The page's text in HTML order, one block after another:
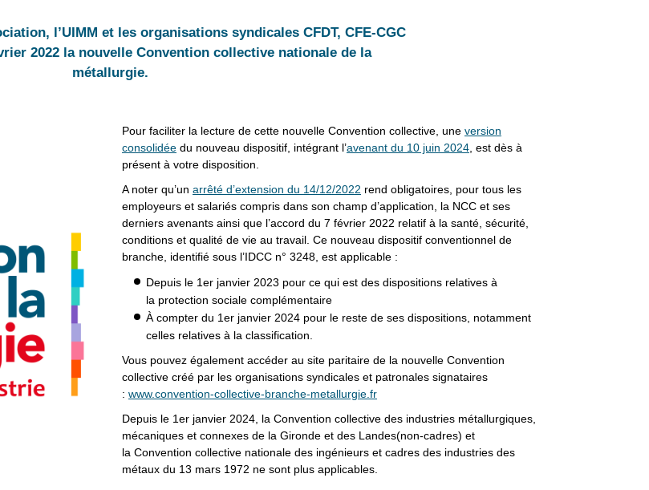
l’UIMM et les organisations syndicales CFDT, CFE-CGC
2022 la nouvelle Convention collective nationale de la
métallurgie.
Pour faciliter la lecture de cette nouvelle Convention collective, une version
consolidée du nouveau dispositif, intégrant l’avenant du 10 juin 2024 , est dès à
présent à votre disposition.
A noter qu’un arrêté d’extension du 14/12/2022 rend obligatoires, pour tous les
employeurs et salariés compris dans son champ d’application, la NCC et ses
derniers avenants ainsi que l’accord du 7 février 2022 relatif à la santé, sécurité,
conditions et qualité de vie au travail. Ce nouveau dispositif conventionnel de
branche, identifié sous l’IDCC n° 3248, est applicable :
Depuis le 1er janvier 2023 pour ce qui est des dispositions relatives à
la protection sociale complémentaire
À compter du 1er janvier 2024 pour le reste de ses dispositions, notamment
celles relatives à la classification.
Vous pouvez également accéder au site paritaire de la nouvelle Convention
collective créé par les organisations syndicales et patronales signataires
: www.convention-collective-branche-metallurgie.fr
Depuis le 1er janvier 2024, la Convention collective des industries métallurgiques,
mécaniques et connexes de la Gironde et des Landes(non-cadres) et
la Convention collective nationale des ingénieurs et cadres des industries des
métaux du 13 mars 1972 ne sont plus applicables.